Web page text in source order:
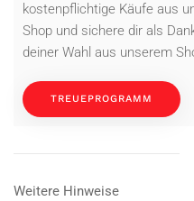
kostenpflichtige Käufe aus
Shop und sichere dir als
deiner Wahl aus unserem
TREUEPROGRAMM
Weitere Hinweise